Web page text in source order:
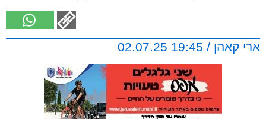
ארי קאהן / 19:45 02.07.25